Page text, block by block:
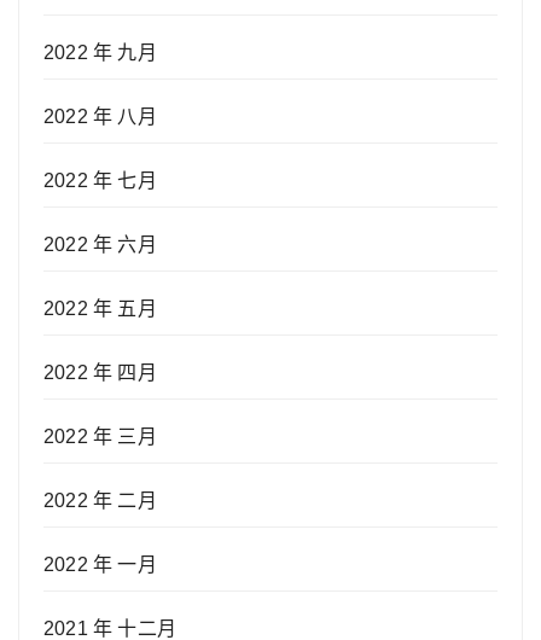
2022 年 九月
2022 年 八月
2022 年 七月
2022 年 六月
2022 年 五月
2022 年 四月
2022 年 三月
2022 年 二月
2022 年 一月
2021 年 十二月